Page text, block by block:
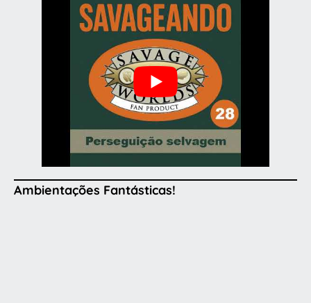
Ambientações Fantásticas!